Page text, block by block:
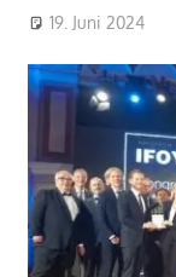
19. Juni 2024